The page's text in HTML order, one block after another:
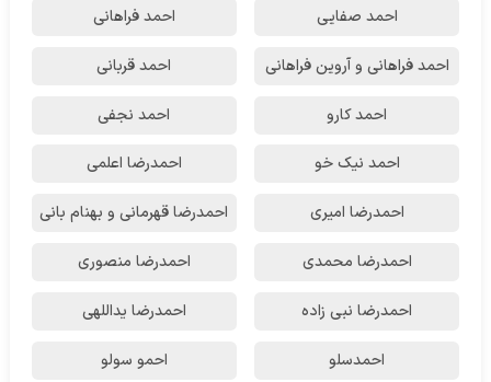
احمد صفایی احمد فراهانی
احمد فراهانی و آروین فراهانی احمد قربانی
احمد کارو احمد نجفی
احمد نیک خو احمدرضا اعلمی
احمدرضا امیری احمدرضا قهرمانی و بهنام بانی
احمدرضا محمدی احمدرضا منصوری
احمدرضا نبی زاده احمدرضا یداللهی
احمدسلو احمو سولو